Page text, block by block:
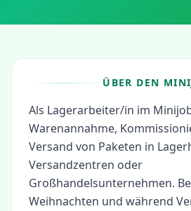
ÜBER DEN
Als Lagerarbeiter/in im
Warenannahme,
Versand von Paketen in
Versandzentren oder
Großhandelsunternehmen.
Weihnachten und während